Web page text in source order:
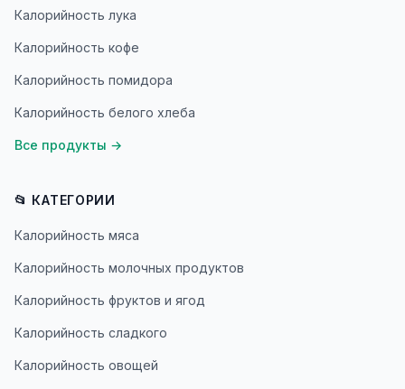
Калорийность лука
Калорийность кофе
Калорийность помидора
Калорийность белого хлеба
Все продукты →
📂 КАТЕГОРИИ
Калорийность мяса
Калорийность молочных продуктов
Калорийность фруктов и ягод
Калорийность сладкого
Калорийность овощей